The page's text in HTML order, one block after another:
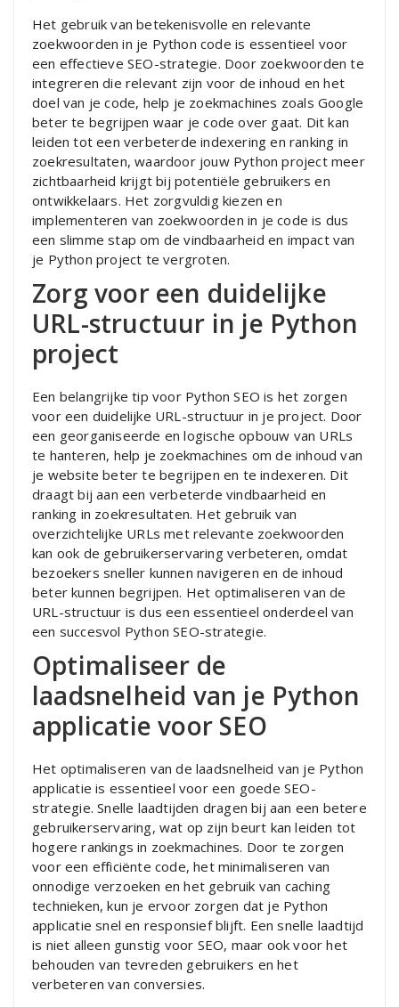
Het gebruik van betekenisvolle en relevante
zoekwoorden in je Python code is essentieel voor
een effectieve SEO-strategie. Door zoekwoorden te
integreren die relevant zijn voor de inhoud en het
doel van je code, help je zoekmachines zoals Google
beter te begrijpen waar je code over gaat. Dit kan
leiden tot een verbeterde indexering en ranking in
zoekresultaten, waardoor jouw Python project meer
zichtbaarheid krijgt bij potentiële gebruikers en
ontwikkelaars. Het zorgvuldig kiezen en
implementeren van zoekwoorden in je code is dus
een slimme stap om de vindbaarheid en impact van
je Python project te vergroten.
Zorg voor een duidelijke
URL-structuur in je Python
project
Een belangrijke tip voor Python SEO is het zorgen
voor een duidelijke URL-structuur in je project. Door
een georganiseerde en logische opbouw van URLs
te hanteren, help je zoekmachines om de inhoud van
je website beter te begrijpen en te indexeren. Dit
draagt bij aan een verbeterde vindbaarheid en
ranking in zoekresultaten. Het gebruik van
overzichtelijke URLs met relevante zoekwoorden
kan ook de gebruikerservaring verbeteren, omdat
bezoekers sneller kunnen navigeren en de inhoud
beter kunnen begrijpen. Het optimaliseren van de
URL-structuur is dus een essentieel onderdeel van
een succesvol Python SEO-strategie.
Optimaliseer de
laadsnelheid van je Python
applicatie voor SEO
Het optimaliseren van de laadsnelheid van je Python
applicatie is essentieel voor een goede SEO-
strategie. Snelle laadtijden dragen bij aan een betere
gebruikerservaring, wat op zijn beurt kan leiden tot
hogere rankings in zoekmachines. Door te zorgen
voor een efficiënte code, het minimaliseren van
onnodige verzoeken en het gebruik van caching
technieken, kun je ervoor zorgen dat je Python
applicatie snel en responsief blijft. Een snelle laadtijd
is niet alleen gunstig voor SEO, maar ook voor het
behouden van tevreden gebruikers en het
verbeteren van conversies.